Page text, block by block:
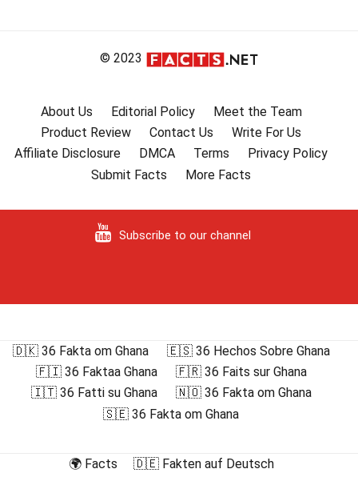
© 2023
About Us Editorial Policy
Meet the Team
Product Review
Contact Us
Write For Us
Affiliate Disclosure
DMCA Terms
Privacy Policy
Submit Facts
More Facts
Subscribe to our channel
🇩🇰 36 Fakta om Ghana
🇪🇸 36 Hechos Sobre Ghana
🇫🇮 36 Faktaa Ghana
🇫🇷 36 Faits sur Ghana
🇮🇹 36 Fatti su Ghana
🇳🇴 36 Fakta om Ghana
🇸🇪 36 Fakta om Ghana
🌍 Facts 🇩🇪 Fakten auf Deutsch